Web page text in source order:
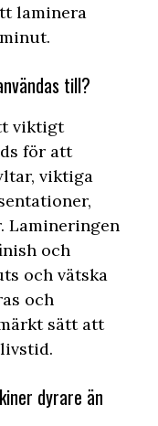
laminera
till?
viktigt
för att
viktiga
Lamineringen
och
och vätska
och
sätt att
dyrare än